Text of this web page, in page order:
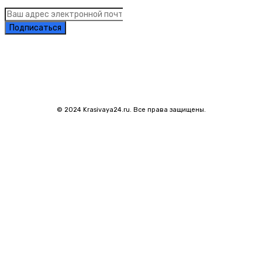
Подписаться
© 2024 Krasivaya24.ru. Все права защищены.